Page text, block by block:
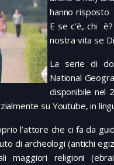
hanno risposto
E se c’è, chi
nostra vita se
La serie di
National
disponibile nel
su Youtube, in
l’attore che ci fa da
di archeologi (antichi
religioni